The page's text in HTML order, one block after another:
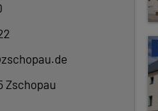
Zschopau